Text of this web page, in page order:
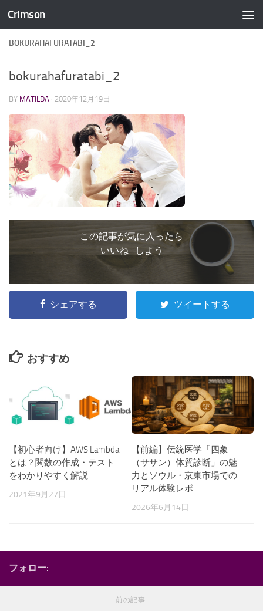
コンテンツへスキップ
Crimson
BOKURAHAFURATABI_2
bokurahafuratabi_2
BY MATILDA · 2020年12月19日
この記事が気に入ったら
いいね ! しよう
シェアする ツイートする
おすすめ
【初心者向け】AWS Lambda
とは？関数の作成・テスト
をわかりやすく解説
2021年9月27日
【前編】伝統医学「四象
（ササン）体質診断」の魅
力とソウル・京東市場での
リアル体験レポ
2026年6月14日
フォロー:
前の記事